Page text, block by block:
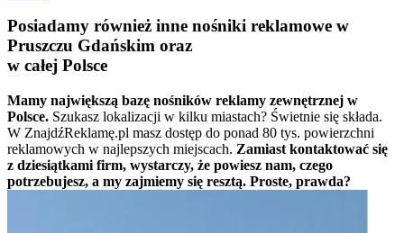
Posiadamy również inne nośniki reklamowe w
Pruszczu Gdańskim oraz
w całej Polsce
Mamy największą bazę nośników reklamy zewnętrznej w
Polsce. Szukasz lokalizacji w kilku miastach? Świetnie się składa.
W ZnajdźReklamę.pl masz dostęp do ponad 80 tys. powierzchni
reklamowych w najlepszych miejscach. Zamiast kontaktować się
z dziesiątkami firm, wystarczy, że powiesz nam, czego
potrzebujesz, a my zajmiemy się resztą. Proste, prawda?